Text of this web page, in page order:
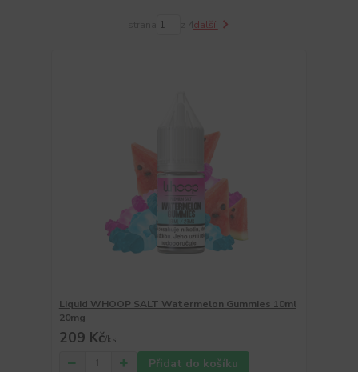
další
Liquid WHOOP SALT Watermelon Gummies 10ml
20mg
209 Kč/ks
Přidat do košíku